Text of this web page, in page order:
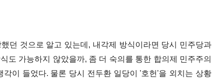
던 것으로 알고 있는데, 내각제 방식이라면 당시 민주당과
도 가능하지 않았을까, 좀 더 숙의를 통한 합의제 민주주의
각이 들었다. 물론 당시 전두환 일당이 '호헌'을 외치는 상황